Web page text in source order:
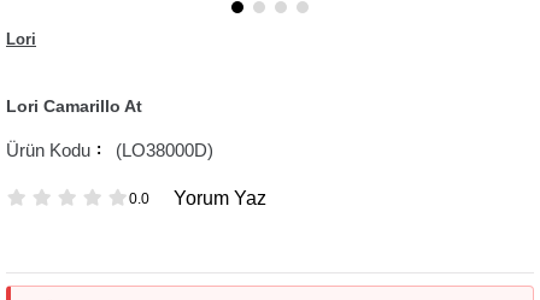
Lori
Lori Camarillo At
(LO38000D)
0.0 Yorum Yaz